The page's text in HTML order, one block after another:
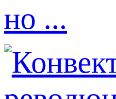
но ...